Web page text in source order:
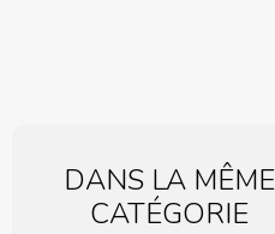
DANS LA MÊME
CATÉGORIE